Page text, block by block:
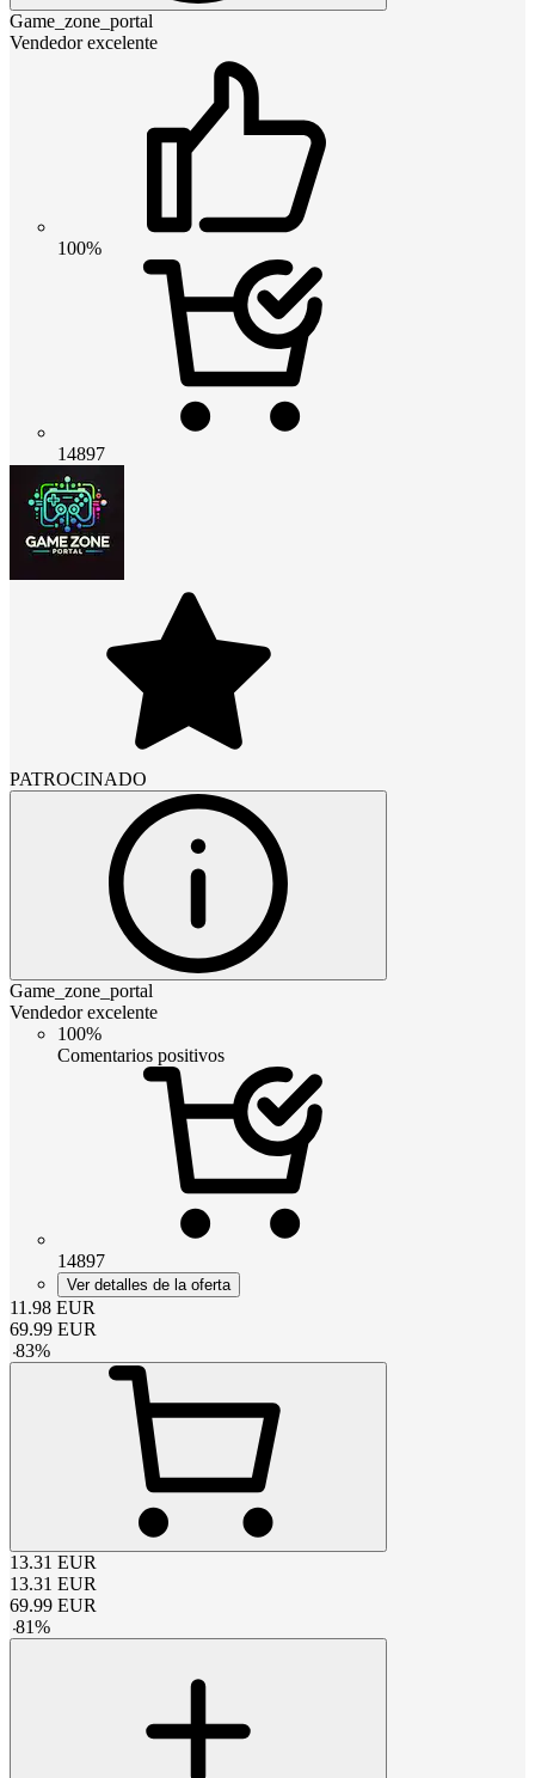
Game_zone_portal
Vendedor excelente
100%
14897
PATROCINADO
Game_zone_portal
Vendedor excelente
100%
Comentarios positivos
14897
Ver detalles de la oferta
11.98 EUR
69.99 EUR
-83%
13.31 EUR
13.31 EUR
69.99 EUR
-81%